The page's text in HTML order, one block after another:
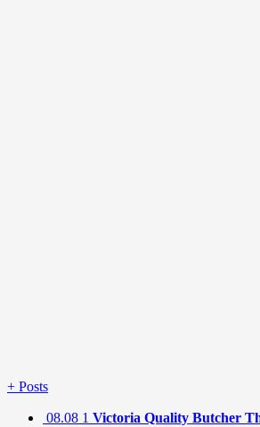
+ Posts
08.08 1 Victoria Quality Butcher